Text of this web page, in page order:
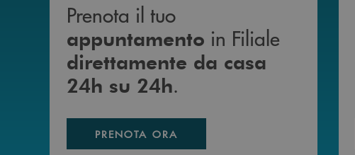
Prenota il tuo
appuntamento in Filiale
direttamente da casa
24h su 24h.
PRENOTA ORA